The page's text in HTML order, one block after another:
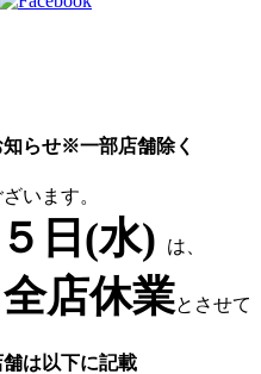
らせ※一部店舗除く
います。
日(水) は、
全店休業とさせて
は以下に記載